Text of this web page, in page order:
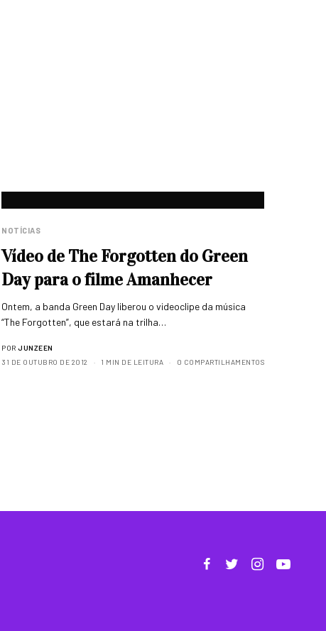
NOTÍCIAS
Vídeo de The Forgotten do Green
Day para o filme Amanhecer
Ontem, a banda Green Day liberou o videoclipe da música
“The Forgotten”, que estará na trilha…
POR JUNZEEN
31 DE OUTUBRO DE 2012
1 MIN DE LEITURA 0 COMPARTILHAMENTOS